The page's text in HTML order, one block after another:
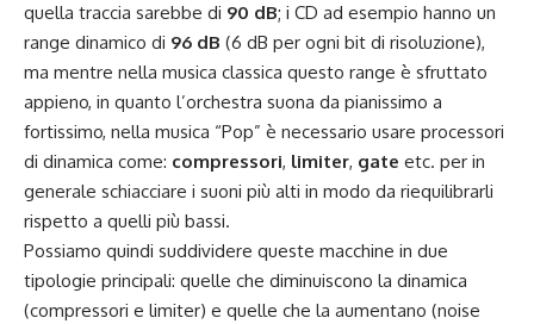
quella traccia sarebbe di 90 dB; i CD ad esempio hanno un
range dinamico di 96 dB (6 dB per ogni bit di risoluzione),
ma mentre nella musica classica questo range è sfruttato
appieno, in quanto l’orchestra suona da pianissimo a
fortissimo, nella musica “Pop” è necessario usare processori
di dinamica come: compressori, limiter, gate etc. per in
generale schiacciare i suoni più alti in modo da riequilibrarli
rispetto a quelli più bassi.
Possiamo quindi suddividere queste macchine in due
tipologie principali: quelle che diminuiscono la dinamica
(compressori e limiter) e quelle che la aumentano (noise